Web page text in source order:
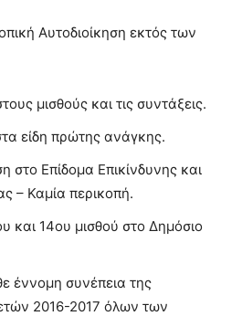
Αυτοδιοίκηση εκτός των
μισθούς και τις συντάξεις.
είδη πρώτης ανάγκης.
στο Επίδομα Επικίνδυνης και
– Καμία περικοπή.
και 14ου μισθού στο Δημόσιο
έννομη συνέπεια της
2016-2017 όλων των